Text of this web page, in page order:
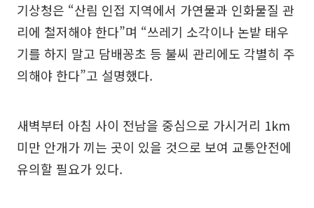
기상청은 “산림 인접 지역에서 가연물과 인화물질 관
리에 철저해야 한다”며 “쓰레기 소각이나 논밭 태우
기를 하지 말고 담배꽁초 등 불씨 관리에도 각별히 주
의해야 한다”고 설명했다.
새벽부터 아침 사이 전남을 중심으로 가시거리 1km
미만 안개가 끼는 곳이 있을 것으로 보여 교통안전에
유의할 필요가 있다.